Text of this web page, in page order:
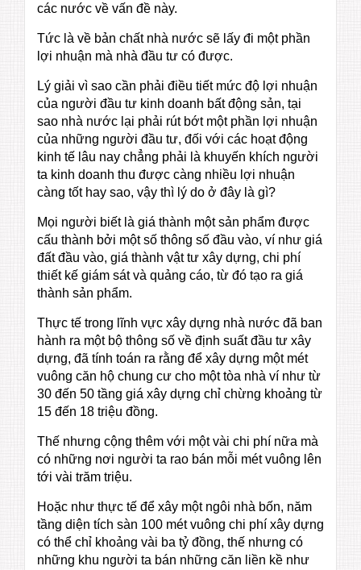
các nước về vấn đề này.
Tức là về bản chất nhà nước sẽ lấy đi một phần
lợi nhuận mà nhà đầu tư có được.
Lý giải vì sao cần phải điều tiết mức độ lợi nhuận
của người đầu tư kinh doanh bất động sản, tại
sao nhà nước lại phải rút bớt một phần lợi nhuận
của những người đầu tư, đối với các hoạt động
kinh tế lâu nay chẳng phải là khuyến khích người
ta kinh doanh thu được càng nhiều lợi nhuận
càng tốt hay sao, vậy thì lý do ở đây là gì?
Mọi người biết là giá thành một sản phẩm được
cấu thành bởi một số thông số đầu vào, ví như giá
đất đầu vào, giá thành vật tư xây dựng, chi phí
thiết kế giám sát và quảng cáo, từ đó tạo ra giá
thành sản phẩm.
Thực tế trong lĩnh vực xây dựng nhà nước đã ban
hành ra một bộ thông số về định suất đầu tư xây
dựng, đã tính toán ra rằng để xây dựng một mét
vuông căn hộ chung cư cho một tòa nhà ví như từ
30 đến 50 tầng giá xây dựng chỉ chừng khoảng từ
15 đến 18 triệu đồng.
Thế nhưng cộng thêm với một vài chi phí nữa mà
có những nơi người ta rao bán mỗi mét vuông lên
tới vài trăm triệu.
Hoặc như thực tế để xây một ngôi nhà bốn, năm
tầng diện tích sàn 100 mét vuông chi phí xây dựng
có thể chỉ khoảng vài ba tỷ đồng, thế nhưng có
những khu người ta bán những căn liền kề như